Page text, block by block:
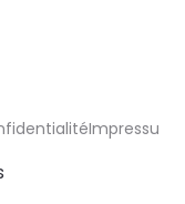
Impressum